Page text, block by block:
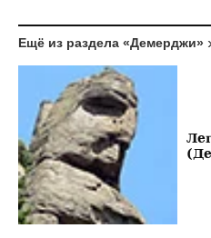
Ещё из раздела «Демерджи»